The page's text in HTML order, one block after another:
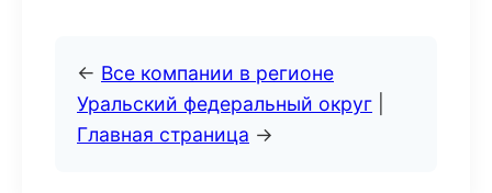
← Все компании в регионе
Уральский федеральный округ
Главная страница →